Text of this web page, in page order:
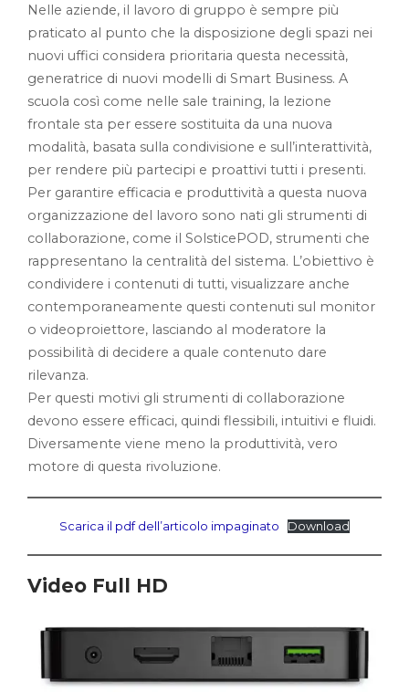
Nelle aziende, il lavoro di gruppo è sempre più
praticato al punto che la disposizione degli spazi nei
nuovi uffici considera prioritaria questa necessità,
generatrice di nuovi modelli di Smart Business. A
scuola così come nelle sale training, la lezione
frontale sta per essere sostituita da una nuova
modalità, basata sulla condivisione e sull’interattività,
per rendere più partecipi e proattivi tutti i presenti.
Per garantire efficacia e produttività a questa nuova
organizzazione del lavoro sono nati gli strumenti di
collaborazione, come il SolsticePOD, strumenti che
rappresentano la centralità del sistema. L’obiettivo è
condividere i contenuti di tutti, visualizzare anche
contemporaneamente questi contenuti sul monitor
o videoproiettore, lasciando al moderatore la
possibilità di decidere a quale contenuto dare
rilevanza.
Per questi motivi gli strumenti di collaborazione
devono essere efficaci, quindi flessibili, intuitivi e fluidi.
Diversamente viene meno la produttività, vero
motore di questa rivoluzione.
Scarica il pdf dell’articolo impaginato Download
Video Full HD